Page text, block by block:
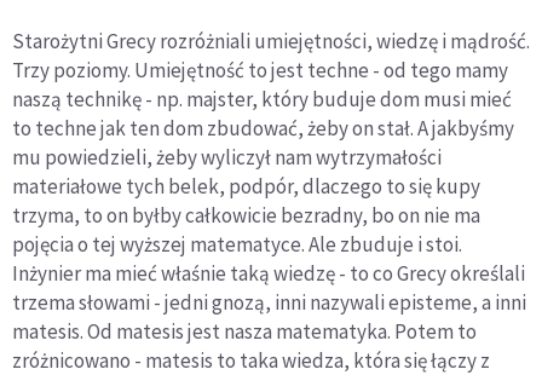
Starożytni Grecy rozróżniali umiejętności, wiedzę i mądrość.
Trzy poziomy. Umiejętność to jest techne - od tego mamy
naszą technikę - np. majster, który buduje dom musi mieć
to techne jak ten dom zbudować, żeby on stał. A jakbyśmy
mu powiedzieli, żeby wyliczył nam wytrzymałości
materiałowe tych belek, podpór, dlaczego to się kupy
trzyma, to on byłby całkowicie bezradny, bo on nie ma
pojęcia o tej wyższej matematyce. Ale zbuduje i stoi.
Inżynier ma mieć właśnie taką wiedzę - to co Grecy określali
trzema słowami - jedni gnozą, inni nazywali episteme, a inni
matesis. Od matesis jest nasza matematyka. Potem to
zróżnicowano - matesis to taka wiedza, która się łączy z